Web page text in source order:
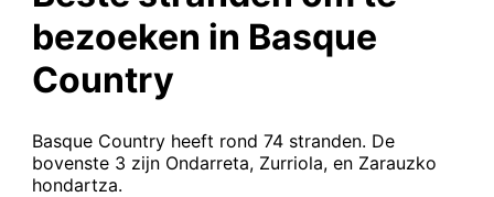
bezoeken in Basque
Country
Basque Country heeft rond 74 stranden. De
bovenste 3 zijn Ondarreta, Zurriola, en Zarauzko
hondartza.